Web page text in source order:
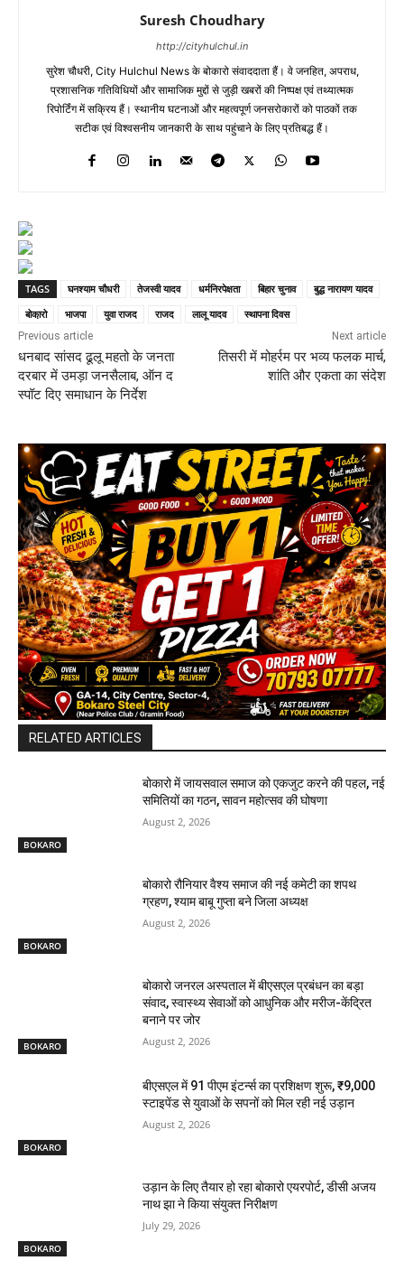
Suresh Choudhary
http://cityhulchul.in
सुरेश चौधरी, City Hulchul News के बोकारो संवाददाता हैं। वे जनहित, अपराध,
प्रशासनिक गतिविधियों और सामाजिक मुद्दों से जुड़ी खबरों की निष्पक्ष एवं तथ्यात्मक
रिपोर्टिंग में सक्रिय हैं। स्थानीय घटनाओं और महत्वपूर्ण जनसरोकारों को पाठकों तक
सटीक एवं विश्वसनीय जानकारी के साथ पहुंचाने के लिए प्रतिबद्ध हैं।
TAGS घनश्याम चौधरी तेजस्वी यादव धर्मनिरपेक्षता बिहार चुनाव
बुद्ध नारायण यादव
बोका़रो
भाजपा युवा राजद राजद लालू यादव स्थापना दिवस
Previous article
धनबाद सांसद ढूलू महतो के जनता
दरबार में उमड़ा जनसैलाब, ऑन द
स्पॉट दिए समाधान के निर्देश
Next article
तिसरी में मोहर्रम पर भव्य फलक मार्च,
शांति और एकता का संदेश
RELATED ARTICLES
BOKARO
बोकारो में जायसवाल समाज को एकजुट करने की पहल, नई
समितियों का गठन, सावन महोत्सव की घोषणा
August 2, 2026
BOKARO
बोकारो रौनियार वैश्य समाज की नई कमेटी का शपथ
ग्रहण, श्याम बाबू गुप्ता बने जिला अध्यक्ष
August 2, 2026
BOKARO
बोकारो जनरल अस्पताल में बीएसएल प्रबंधन का बड़ा
संवाद, स्वास्थ्य सेवाओं को आधुनिक और मरीज-केंद्रित
बनाने पर जोर
August 2, 2026
BOKARO
बीएसएल में 91 पीएम इंटर्न्स का प्रशिक्षण शुरू, ₹9,000
स्टाइपेंड से युवाओं के सपनों को मिल रही नई उड़ान
August 2, 2026
BOKARO
उड़ान के लिए तैयार हो रहा बोकारो एयरपोर्ट, डीसी अजय
नाथ झा ने किया संयुक्त निरीक्षण
July 29, 2026